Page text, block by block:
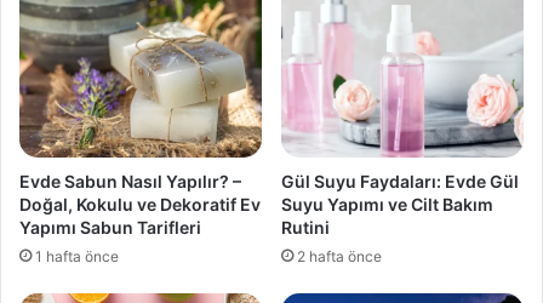
Evde Sabun Nasıl Yapılır? –
Doğal, Kokulu ve Dekoratif Ev
Yapımı Sabun Tarifleri
1 hafta önce
Gül Suyu Faydaları: Evde Gül
Suyu Yapımı ve Cilt Bakım
Rutini
2 hafta önce